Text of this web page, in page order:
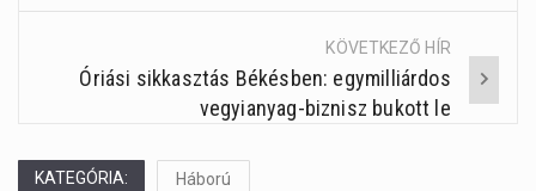
navigation
KÖVETKEZŐ HÍR
Óriási sikkasztás Békésben: egymilliárdos
vegyianyag-biznisz bukott le
KATEGÓRIA: Háború